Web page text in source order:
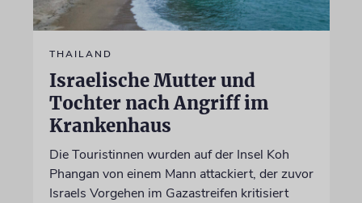
THAILAND
Israelische Mutter und
Tochter nach Angriff im
Krankenhaus
Die Touristinnen wurden auf der Insel Koh
Phangan von einem Mann attackiert, der zuvor
Israels Vorgehen im Gazastreifen kritisiert